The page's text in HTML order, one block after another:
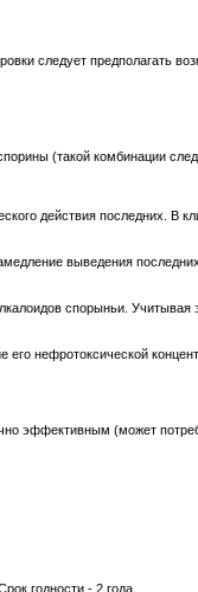
следует предполагать
(такой комбинации
действия последних. В
выведения
спорыньи.
нефротоксической
эффективным (может
годности - 2 года.